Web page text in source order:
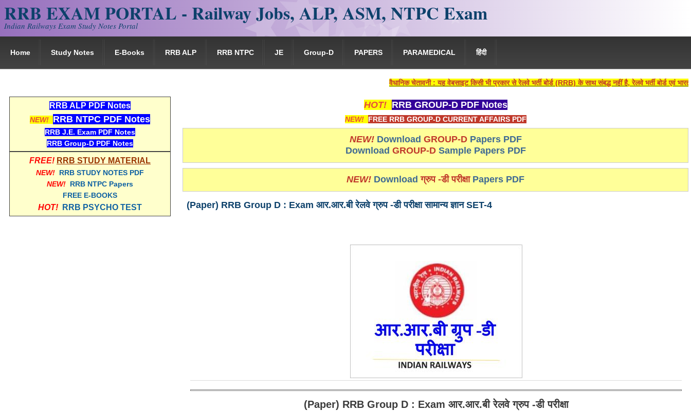
RRB EXAM PORTAL - Railway Jobs, ALP, ASM, NTPC Exam
Indian Railways Exam Study Notes Portal
Home Study Notes E-Books RRB ALP RRB NTPC JE Group-D PAPERS PARAMEDICAL हिंदी
वैधानिक चेतावनी : यह वेबसाइट किसी भी प्रकार से रेलवे भर्ती बोर्ड (RRB) के साथ संबद्ध नहीं है, रेलवे भर्ती बोर्ड एवं भारतीय रेलवे की
HOT! RRB GROUP-D PDF Notes
NEW! FREE RRB GROUP-D CURRENT AFFAIRS PDF
NEW! Download GROUP-DPapers PDF
Download GROUP-DSample Papers PDF
NEW! Downloadग्रुप -डी परीक्षाPapers PDF
(Paper) RRB Group D : Exam आर.आर.बी रेलवे ग्रुप -डी परीक्षा सामान्य ज्ञान SET-4
(Paper) RRB Group D : Exam आर.आर.बी रेलवे ग्रुप -डी परीक्षा
RRB ALP PDF Notes
NEW! RRB NTPC PDF Notes
RRB J.E. Exam PDF Notes
RRB Group-D PDF Notes
FREE! RRB STUDY MATERIAL
NEW! RRB STUDY NOTES PDF
NEW! RRB NTPC Papers
FREE E-BOOKS
HOT! RRB PSYCHO TEST